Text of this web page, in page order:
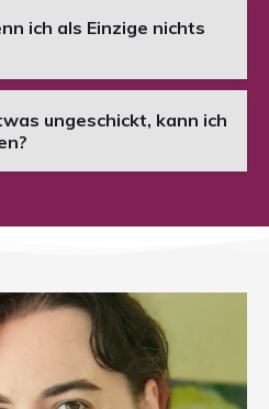
ich als Einzige nichts
ungeschickt, kann ich